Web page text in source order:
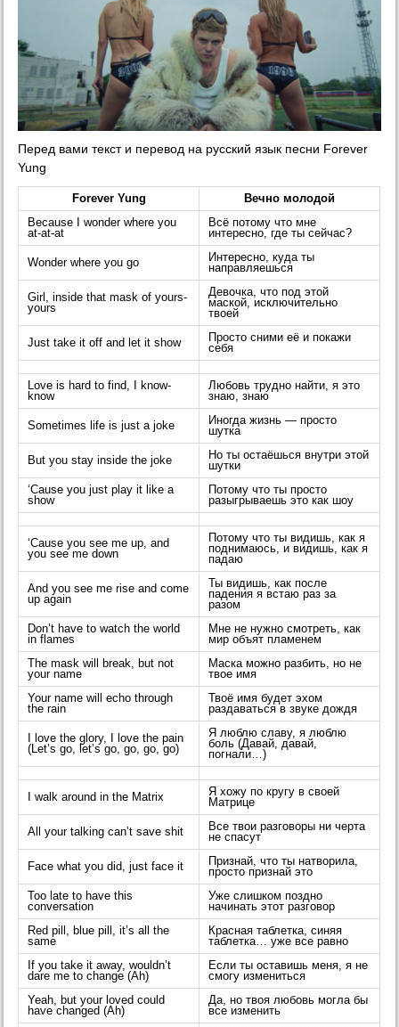
Перед вами текст и перевод на русский язык песни Forever
Yung
Forever Yung
Вечно молодой
Because I wonder where you
at-at-at
Всё потому что мне
интересно, где ты сейчас?
Wonder where you go
Интересно, куда ты
направляешься
Girl, inside that mask of yours-
yours
Девочка, что под этой
маской, исключительно
твоей
Just take it off and let it show
Просто сними её и покажи
себя
Love is hard to find, I know-
know
Любовь трудно найти, я это
знаю, знаю
Sometimes life is just a joke
Иногда жизнь — просто
шутка
But you stay inside the joke
Но ты остаёшься внутри этой
шутки
‘Cause you just play it like a
show
Потому что ты просто
разыгрываешь это как шоу
‘Cause you see me up, and
you see me down
Потому что ты видишь, как я
поднимаюсь, и видишь, как я
падаю
And you see me rise and come
up again
Ты видишь, как после
падения я встаю раз за
разом
Don’t have to watch the world
in flames
Мне не нужно смотреть, как
мир объят пламенем
The mask will break, but not
your name
Маска можно разбить, но не
твое имя
Your name will echo through
the rain
Твоё имя будет эхом
раздаваться в звуке дождя
I love the glory, I love the pain
(Let’s go, let’s go, go, go, go)
Я люблю славу, я люблю
боль (Давай, давай,
погнали…)
I walk around in the Matrix
Я хожу по кругу в своей
Матрице
All your talking can’t save shit
Все твои разговоры ни черта
не спасут
Face what you did, just face it
Признай, что ты натворила,
просто признай это
Too late to have this
conversation
Уже слишком поздно
начинать этот разговор
Red pill, blue pill, it’s all the
same
Красная таблетка, синяя
таблетка… уже все равно
If you take it away, wouldn’t
dare me to change (Ah)
Если ты оставишь меня, я не
смогу измениться
Yeah, but your loved could
have changed (Ah)
Да, но твоя любовь могла бы
все изменить